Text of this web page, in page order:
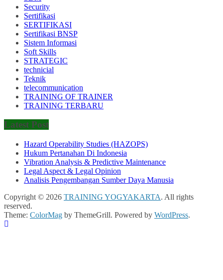
Security
Sertifikasi
SERTIFIKASI
Sertifikasi BNSP
Sistem Informasi
Soft Skills
STRATEGIC
technicial
Teknik
telecommunication
TRAINING OF TRAINER
TRAINING TERBARU
Latest Post
Hazard Operability Studies (HAZOPS)
Hukum Pertanahan Di Indonesia
Vibration Analysis & Predictive Maintenance
Legal Aspect & Legal Opinion
Analisis Pengembangan Sumber Daya Manusia
Copyright © 2026 TRAINING YOGYAKARTA. All rights
reserved.
Theme: ColorMag by ThemeGrill. Powered by WordPress.